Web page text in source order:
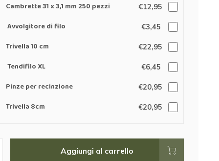
Cambrette 31 x 3,1 mm 250 pezzi €12,95
Avvolgitore di filo €3,45
Trivella 10 cm €22,95
Tendifilo XL €6,45
Pinze per recinzione €20,95
Trivella 8cm €20,95
Aggiungi al carrello